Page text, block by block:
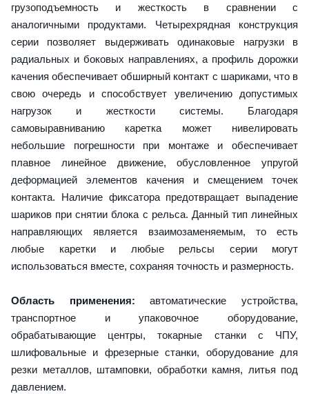
грузоподъемность и жесткость в сравнении с
аналогичными продуктами. Четырехрядная конструкция
серии позволяет выдерживать одинаковые нагрузки в
радиальных и боковых направлениях, а профиль дорожки
качения обеспечивает обширный контакт с шариками, что в
свою очередь и способствует увеличению допустимых
нагрузок и жесткости системы. Благодаря
самовыравниванию каретка может нивелировать
небольшие погрешности при монтаже и обеспечивает
плавное линейное движение, обусловленное упругой
деформацией элементов качения и смещением точек
контакта. Наличие фиксатора предотвращает выпадение
шариков при снятии блока с рельса. Данный тип линейных
направляющих является взаимозаменяемым, то есть
любые каретки и любые рельсы серии могут
использоваться вместе, сохраняя точность и размерность.
Область применения: автоматические устройства,
транспортное и упаковочное оборудование,
обрабатывающие центры, токарные станки с ЧПУ,
шлифовальные и фрезерные станки, оборудование для
резки металлов, штамповки, обработки камня, литья под
давлением.